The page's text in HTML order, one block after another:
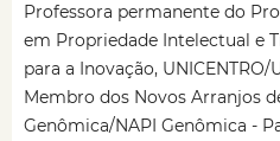
Professora permanente do
em Propriedade Intelectual e
para a Inovação, UNICENTRO/
Membro dos Novos Arranjos
Genômica/NAPI Genômica -